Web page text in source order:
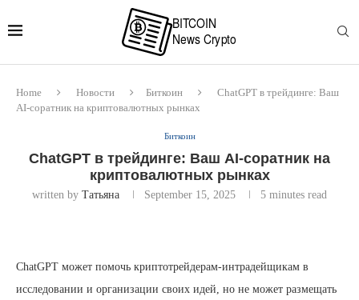
Home Новости Биткоин
ChatGPT в трейдинге: Ваш
AI-соратник на криптовалютных рынках
Биткоин
ChatGPT в трейдинге: Ваш AI-соратник на
криптовалютных рынках
written by Татьяна September 15, 2025 5 minutes read
ChatGPT может помочь криптотрейдерам-интрадейщикам в
исследовании и организации своих идей, но не может размещать